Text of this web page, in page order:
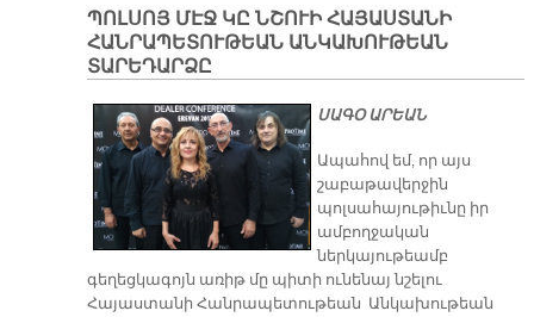
ՊՈԼՍՈՅ ՄԷՋ ԿԸ ՆՇՈՒԻ ՀԱՅԱՍՏԱՆԻ
ՀԱՆՐԱՊԵՏՈՒԹԵԱՆ ԱՆԿԱԽՈՒԹԵԱՆ
ՏԱՐԵԴԱՐՁԸ
ՍԱԳՕ ԱՐԵԱՆ
​Ապահով եմ, որ այս
շաբաթավերջին
պոլսահայութիւնը իր
ամբողջական
ներկայութեամբ
գեղեցկագոյն առիթ մը պիտի ունենայ նշելու
Հայաստանի Հանրապետութեան Անկախութեան